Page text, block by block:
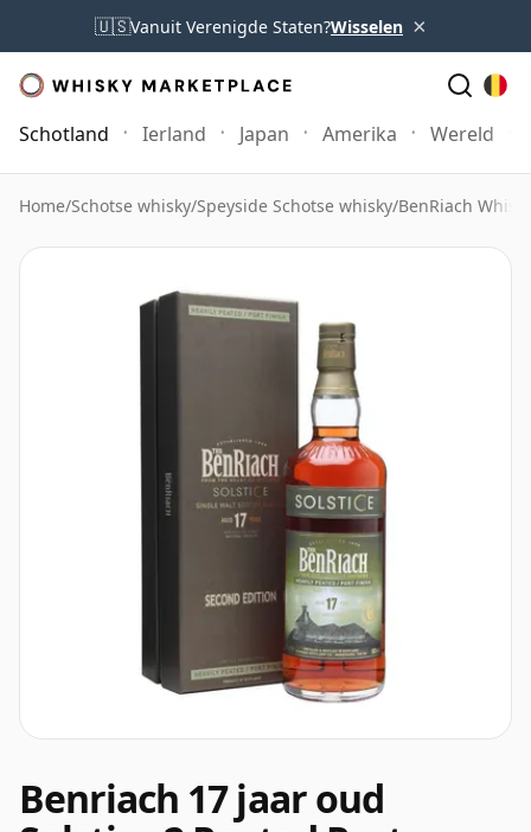
🇺🇸Vanuit Verenigde Staten?Wisselen ×
Schotland Ierland Japan Amerika Wereld
Home/Schotse whisky/Speyside Schotse whisky/BenRiach
Benriach 17 jaar oud